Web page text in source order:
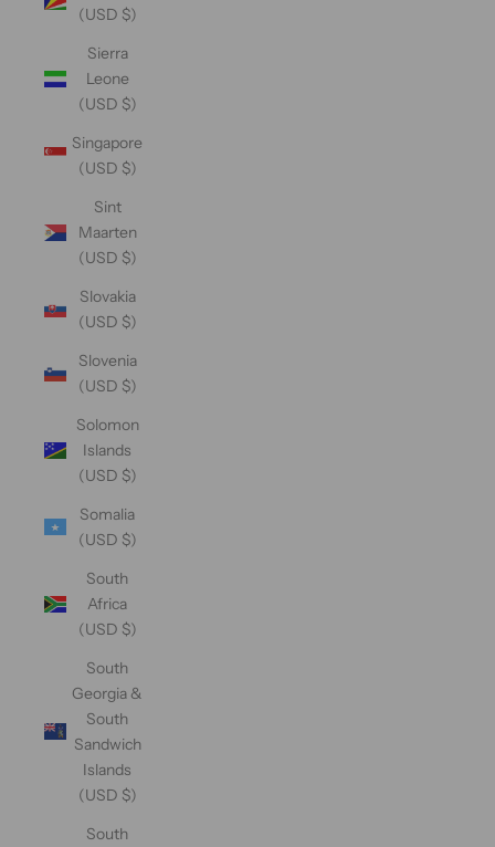
(USD $)
Sierra
Leone
(USD $)
Singapore
(USD $)
Sint
Maarten
(USD $)
Slovakia
(USD $)
Slovenia
(USD $)
Solomon
Islands
(USD $)
Somalia
(USD $)
South
Africa
(USD $)
South
Georgia &
South
Sandwich
Islands
(USD $)
South